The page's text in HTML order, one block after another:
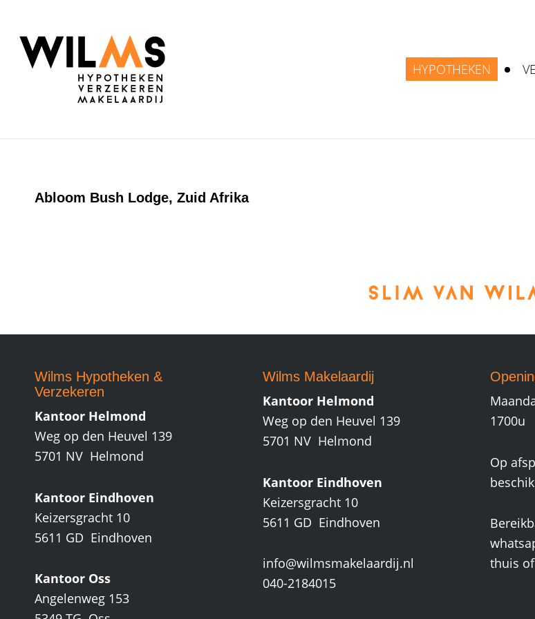
HYPOTHEKEN
Abloom Bush Lodge, Zuid Afrika
Wilms Hypotheken &
Verzekeren
Kantoor Helmond
Weg op den Heuvel 139
5701 NV Helmond
Kantoor Eindhoven
Keizersgracht 10
5611 GD Eindhoven
Kantoor Oss
Angelenweg 153
Wilms Makelaardij
Kantoor Helmond
Weg op den Heuvel 139
5701 NV Helmond
Kantoor Eindhoven
Keizersgracht 10
5611 GD Eindhoven
info@wilmsmakelaardij.nl
040-2184015
1700u
Op
thuis